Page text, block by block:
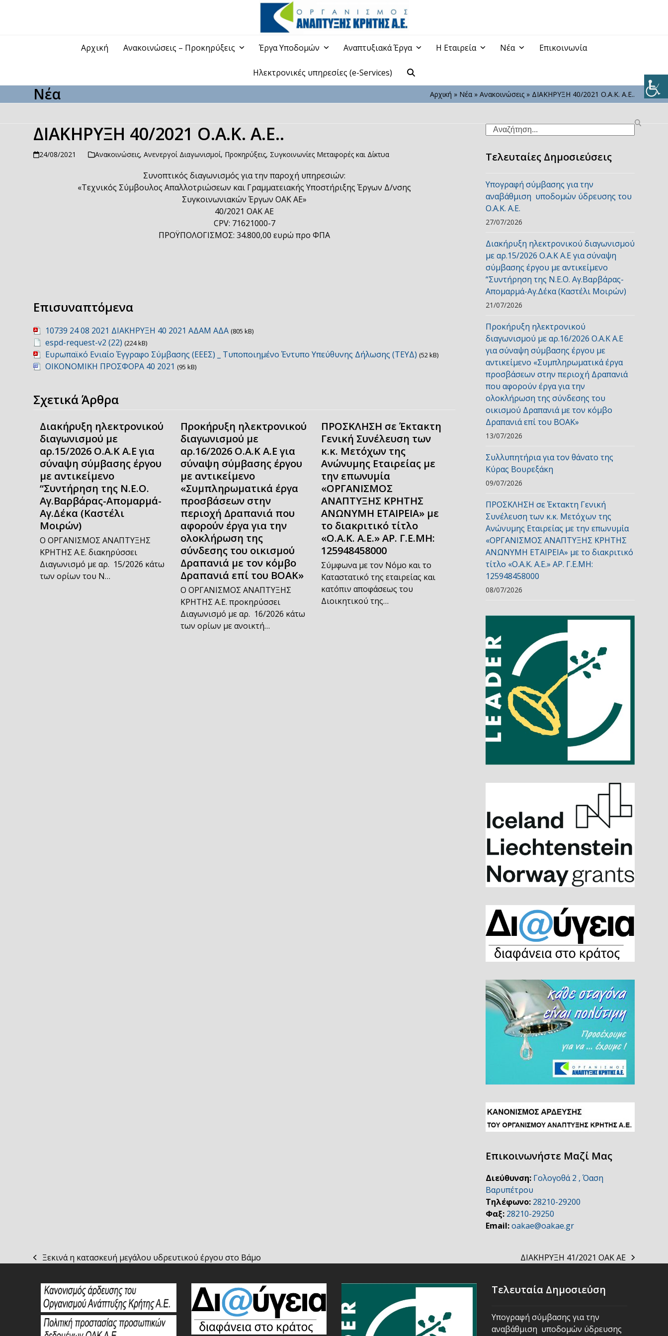
Αρχική
Ανακοινώσεις – Προκηρύξεις Έργα Υποδομών Αναπτυξιακά Έργα Η Εταιρεία Νέα Επικοινωνία
Ηλεκτρονικές υπηρεσίες (e-Services)
Νέα Αρχική » Νέα» Ανακοινώσεις» ΔΙΑΚΗΡΥΞΗ 40/2021 Ο.Α.Κ. Α.Ε..
ΔΙΑΚΗΡΥΞΗ 40/2021 Ο.Α.Κ. Α.Ε..
24/08/2021 Ανακοινώσεις,Ανενεργοί Διαγωνισμοί, Προκηρύξεις, Συγκοινωνίες Μεταφορές και Δίκτυα
Συνοπτικός διαγωνισμός για την παροχή υπηρεσιών:
«Τεχνικός Σύμβουλος Απαλλοτριώσεων και Γραμματειακής Υποστήριξης Έργων Δ/νσης
Συγκοινωνιακών Έργων ΟΑΚ ΑΕ»
40/2021 ΟΑΚ ΑΕ
CPV: 71621000-7
ΠΡΟΫΠΟΛΟΓΙΣΜΟΣ: 34.800,00 ευρώ προ ΦΠΑ
Επισυναπτόμενα
10739 24 08 2021 ΔΙΑΚΗΡΥΞΗ 40 2021 ΑΔΑΜ ΑΔΑ (805 kB)
espd-request-v2 (22) (224 kB)
Ευρωπαϊκό Ενιαίο Έγγραφο Σύμβασης (ΕΕΕΣ) _ Τυποποιημένο Έντυπο Υπεύθυνης Δήλωσης (ΤΕΥΔ) (52 kB)
ΟΙΚΟΝΟΜΙΚΗ ΠΡΟΣΦΟΡΑ 40 2021 (95 kB)
Σχετικά Άρθρα
Διακήρυξη ηλεκτρονικού
διαγωνισμού με
αρ.15/2026 Ο.Α.Κ Α.Ε για
σύναψη σύμβασης έργου
με αντικείμενο
“Συντήρηση της Ν.Ε.Ο.
Αγ.Βαρβάρας-Απομαρμά-
Αγ.Δέκα (Καστέλι
Μοιρών)
Ο ΟΡΓΑΝΙΣΜΟΣ ΑΝΑΠΤΥΞΗΣ
ΚΡΗΤΗΣ Α.Ε. διακηρύσσει
Διαγωνισμό με αρ. 15/2026 κάτω
των ορίων του Ν…
Προκήρυξη ηλεκτρονικού
διαγωνισμού με
αρ.16/2026 Ο.Α.Κ Α.Ε για
σύναψη σύμβασης έργου
με αντικείμενο
«Συμπληρωματικά έργα
προσβάσεων στην
περιοχή Δραπανιά που
αφορούν έργα για την
ολοκλήρωση της
σύνδεσης του οικισμού
Δραπανιά με τον κόμβο
Δραπανιά επί του ΒΟΑΚ»
Ο ΟΡΓΑΝΙΣΜΟΣ ΑΝΑΠΤΥΞΗΣ
ΚΡΗΤΗΣ Α.Ε. προκηρύσσει
Διαγωνισμό με αρ. 16/2026 κάτω
των ορίων με ανοικτή…
ΠΡΟΣΚΛΗΣΗ σε Έκτακτη
Γενική Συνέλευση των
κ.κ. Μετόχων της
Ανώνυμης Εταιρείας με
την επωνυμία
«ΟΡΓΑΝΙΣΜΟΣ
ΑΝΑΠΤΥΞΗΣ ΚΡΗΤΗΣ
ΑΝΩΝΥΜΗ ΕΤΑΙΡΕΙΑ» με
το διακριτικό τίτλο
«Ο.Α.Κ. Α.Ε.» ΑΡ. Γ.Ε.ΜΗ:
125948458000
Σύμφωνα με τον Νόμο και το
Καταστατικό της εταιρείας και
κατόπιν αποφάσεως του
Διοικητικού της…
Search
Τελευταίες Δημοσιεύσεις
Υπογραφή σύμβασης για την
αναβάθμιση υποδομών ύδρευσης του
Ο.Α.Κ. Α.Ε.
27/07/2026
Διακήρυξη ηλεκτρονικού διαγωνισμού
με αρ.15/2026 Ο.Α.Κ Α.Ε για σύναψη
σύμβασης έργου με αντικείμενο
“Συντήρηση της Ν.Ε.Ο. Αγ.Βαρβάρας-
Απομαρμά-Αγ.Δέκα (Καστέλι Μοιρών)
21/07/2026
Προκήρυξη ηλεκτρονικού
διαγωνισμού με αρ.16/2026 Ο.Α.Κ Α.Ε
για σύναψη σύμβασης έργου με
αντικείμενο «Συμπληρωματικά έργα
προσβάσεων στην περιοχή Δραπανιά
που αφορούν έργα για την
ολοκλήρωση της σύνδεσης του
οικισμού Δραπανιά με τον κόμβο
Δραπανιά επί του ΒΟΑΚ»
13/07/2026
Συλλυπητήρια για τον θάνατο της
Κύρας Βουρεξάκη
09/07/2026
ΠΡΟΣΚΛΗΣΗ σε Έκτακτη Γενική
Συνέλευση των κ.κ. Μετόχων της
Ανώνυμης Εταιρείας με την επωνυμία
«ΟΡΓΑΝΙΣΜΟΣ ΑΝΑΠΤΥΞΗΣ ΚΡΗΤΗΣ
ΑΝΩΝΥΜΗ ΕΤΑΙΡΕΙΑ» με το διακριτικό
τίτλο «Ο.Α.Κ. Α.Ε.» ΑΡ. Γ.Ε.ΜΗ:
125948458000
08/07/2026
Επικοινωνήστε Μαζί Μας
Διεύθυνση: Γολογοθά 2 , Όαση
Βαρυπέτρου
Τηλέφωνο: 28210-29200
Φαξ: 28210-29250
Email:oakae@oakae.gr
previous
Ξεκινά η κατασκευή μεγάλου υδρευτικού έργου στο Βάμο
next
ΔΙΑΚΗΡΥΞΗ 41/2021 ΟΑΚ ΑΕ
Τελευταία Δημοσιεύση
Υπογραφή σύμβασης για την
αναβάθμιση υποδομών ύδρευσης